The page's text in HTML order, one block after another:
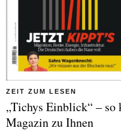
ZEIT ZUM LESEN
„Tichys Einblick“ – so
Magazin zu Ihnen